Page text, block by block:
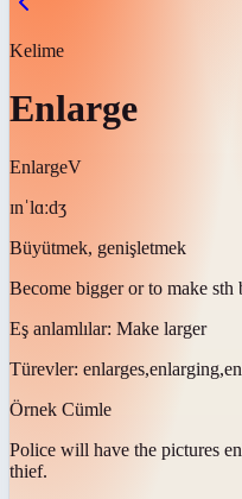
Kelime
Enlarge
EnlargeV
ɪnˈlɑːdʒ
Büyütmek, genişletmek
Become bigger or to make sth
Eş anlamlılar: Make larger
Türevler:
Örnek Cümle
Police will have the pictures
thief.